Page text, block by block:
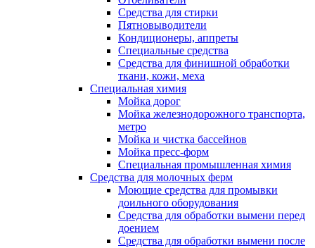
Средства для стирки
Пятновыводители
Кондиционеры, аппреты
Специальные средства
Средства для финишной обработки
ткани, кожи, меха
Специальная химия
Мойка дорог
Мойка железнодорожного транспорта,
метро
Мойка и чистка бассейнов
Мойка пресс-форм
Специальная промышленная химия
Средства для молочных ферм
Моющие средства для промывки
доильного оборудования
Средства для обработки вымени перед
доением
Средства для обработки вымени после